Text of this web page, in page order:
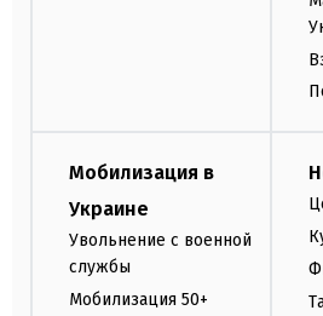
Мобилизация в
Украине
Увольнение с военной
службы
Мобилизация 50+